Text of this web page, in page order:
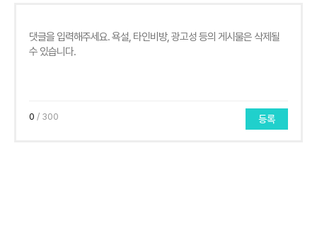
0 / 300 등록